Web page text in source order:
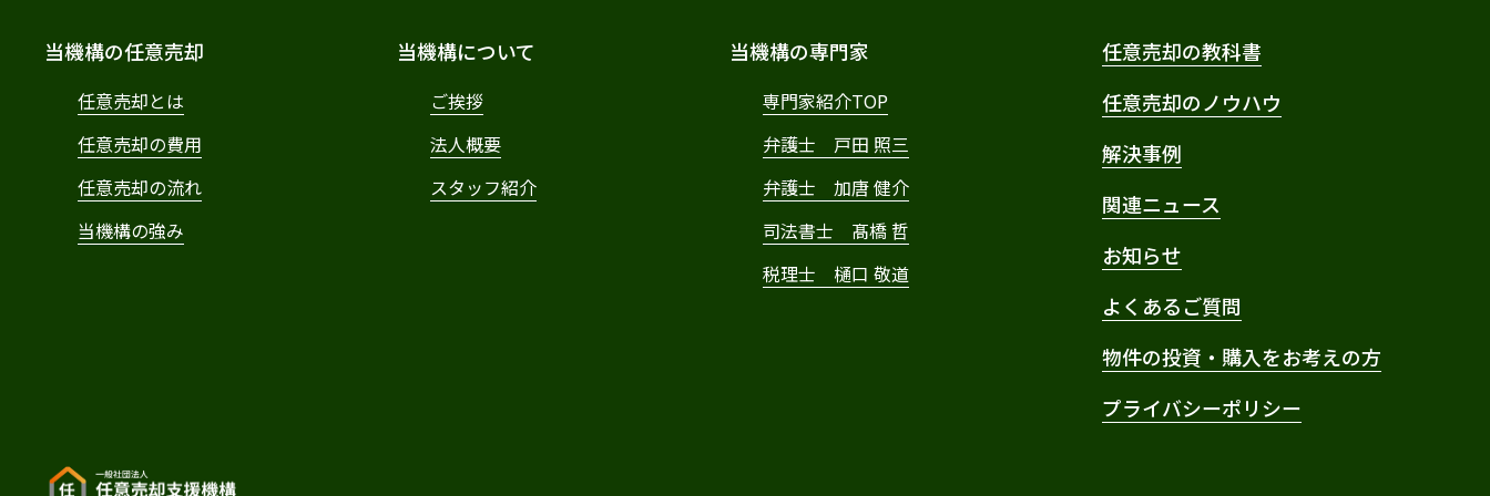
当機構の任意売却
任意売却とは
任意売却の費用
任意売却の流れ
当機構の強み
当機構について
ご挨拶
法人概要
スタッフ紹介
当機構の専門家
専門家紹介TOP
弁護士 戸田 照三
弁護士 加唐 健介
司法書士 髙橋 哲
税理士 樋口 敬道
任意売却の教科書
任意売却のノウハウ
解決事例
関連ニュース
お知らせ
よくあるご質問
物件の投資・購入をお考えの方
プライバシーポリシー